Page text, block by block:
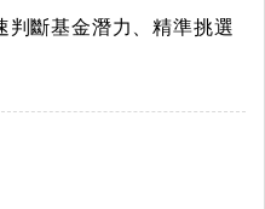
判斷基金潛力、精準挑選